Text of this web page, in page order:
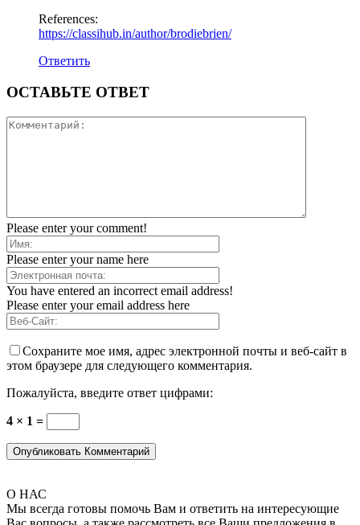
References:
https://classihub.in/author/brodiebrien/
Ответить
ОСТАВЬТЕ ОТВЕТ
Please enter your comment!
Please enter your name here
You have entered an incorrect email address!
Please enter your email address here
Сохраните мое имя, адрес электронной почты и веб-сайт в
этом браузере для следующего комментария.
Пожалуйста, введите ответ цифрами:
4 × 1 =
О НАС
Мы всегда готовы помочь Вам и ответить на интересующие